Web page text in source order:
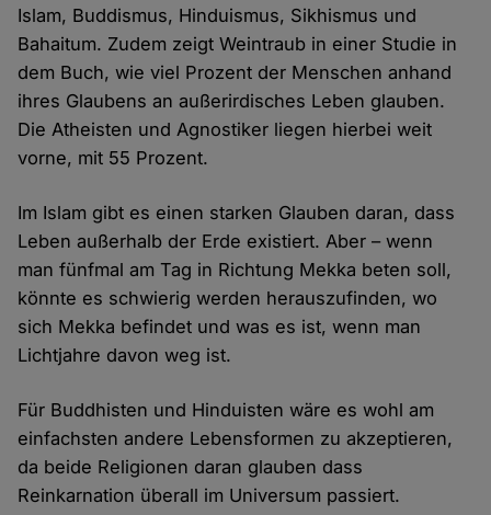
Islam, Buddismus, Hinduismus, Sikhismus und
Bahaitum. Zudem zeigt Weintraub in einer Studie in
dem Buch, wie viel Prozent der Menschen anhand
ihres Glaubens an außerirdisches Leben glauben.
Die Atheisten und Agnostiker liegen hierbei weit
vorne, mit 55 Prozent.
Im Islam gibt es einen starken Glauben daran, dass
Leben außerhalb der Erde existiert. Aber – wenn
man fünfmal am Tag in Richtung Mekka beten soll,
könnte es schwierig werden herauszufinden, wo
sich Mekka befindet und was es ist, wenn man
Lichtjahre davon weg ist.
Für Buddhisten und Hinduisten wäre es wohl am
einfachsten andere Lebensformen zu akzeptieren,
da beide Religionen daran glauben dass
Reinkarnation überall im Universum passiert.